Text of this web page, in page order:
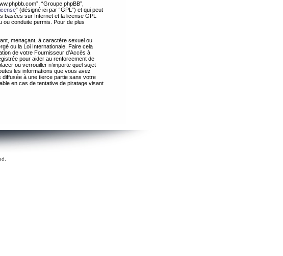
“Groupe phpBB”,
” (désigné ici par “GPL”) et qui peut
basées sur Internet et la license GPL
ou conduite permis. Pour de plus
menaçant, à caractère sexuel ou
ou la Loi Internationale. Faire cela
de votre Fournisseur d’Accès à
pour aider au renforcement de
ou verrouiller n’importe quel sujet
les informations que vous avez
à une tierce partie sans votre
en cas de tentative de piratage visant